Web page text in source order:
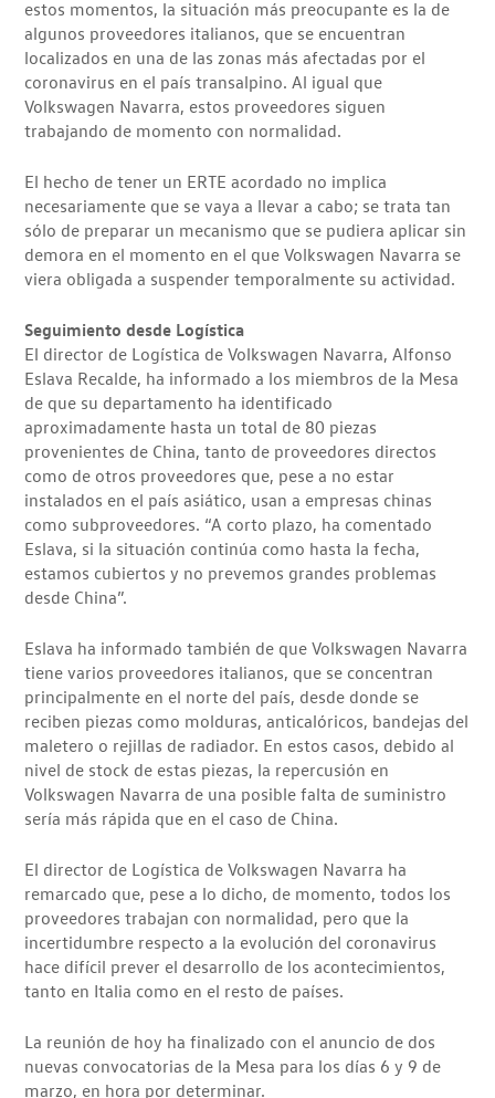
estos momentos, la situación más preocupante es la de
algunos proveedores italianos, que se encuentran
localizados en una de las zonas más afectadas por el
coronavirus en el país transalpino. Al igual que
Volkswagen Navarra, estos proveedores siguen
trabajando de momento con normalidad.
El hecho de tener un ERTE acordado no implica
necesariamente que se vaya a llevar a cabo; se trata tan
sólo de preparar un mecanismo que se pudiera aplicar sin
demora en el momento en el que Volkswagen Navarra se
viera obligada a suspender temporalmente su actividad.
Seguimiento desde Logística
El director de Logística de Volkswagen Navarra, Alfonso
Eslava Recalde, ha informado a los miembros de la Mesa
de que su departamento ha identificado
aproximadamente hasta un total de 80 piezas
provenientes de China, tanto de proveedores directos
como de otros proveedores que, pese a no estar
instalados en el país asiático, usan a empresas chinas
como subproveedores. “A corto plazo, ha comentado
Eslava, si la situación continúa como hasta la fecha,
estamos cubiertos y no prevemos grandes problemas
desde China”.
Eslava ha informado también de que Volkswagen Navarra
tiene varios proveedores italianos, que se concentran
principalmente en el norte del país, desde donde se
reciben piezas como molduras, anticalóricos, bandejas del
maletero o rejillas de radiador. En estos casos, debido al
nivel de stock de estas piezas, la repercusión en
Volkswagen Navarra de una posible falta de suministro
sería más rápida que en el caso de China.
El director de Logística de Volkswagen Navarra ha
remarcado que, pese a lo dicho, de momento, todos los
proveedores trabajan con normalidad, pero que la
incertidumbre respecto a la evolución del coronavirus
hace difícil prever el desarrollo de los acontecimientos,
tanto en Italia como en el resto de países.
La reunión de hoy ha finalizado con el anuncio de dos
nuevas convocatorias de la Mesa para los días 6 y 9 de
marzo, en hora por determinar.